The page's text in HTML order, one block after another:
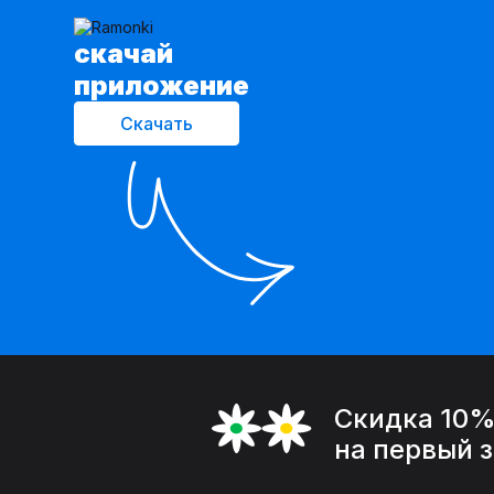
cкачай
приложение
Скачать
Скидка 10%
на первый